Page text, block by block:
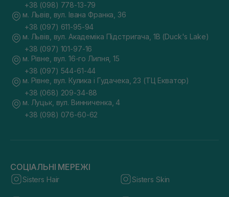
+38 (098) 778-13-79
м. Львів, вул. Івана Франка, 36
+38 (097) 611-95-94
м. Львів, вул. Академіка Підстригача, 1В (Duck's Lake)
+38 (097) 101-97-16
м. Рівне, вул. 16-го Липня, 15
+38 (097) 544-61-44
м. Рівне, вул. Кулика і Гудачека, 23 (ТЦ Екватор)
+38 (068) 209-34-88
м. Луцьк, вул. Винниченка, 4
+38 (098) 076-60-62
СОЦІАЛЬНІ МЕРЕЖІ
Sisters Hair Sisters Skin